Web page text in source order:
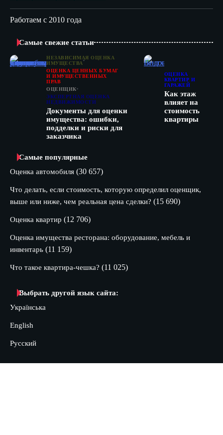
Работаем с 2010 года
Самые свежие статьи
НЕЗАВИСИМАЯ ОЦЕНКА
ИМУЩЕСТВА
ОЦЕНКА ЦЕННЫХ БУМАГ
И ИМУЩЕСТВЕННЫХ
ПРАВ
ОЦЕНЩИК
ЭКСПЕРТНАЯ ОЦЕНКА
НЕДВИЖИМОСТИ
Документы для оценки
имущества: ошибки,
подделки и риски для
заказчика
ОЦЕНКА
КВАРТИР И
ГАРАЖЕЙ
Как этаж
влияет на
стоимость
квартиры
Самые популярные
Оценка автомобиля (30 657)
Что делать, если стоимость, которую определил оценщик,
выше или ниже, чем реальная цена сделки? (15 690)
Оценка квартир (12 706)
Оценка имущества ресторана: оборудование, мебель и
инвентарь (11 159)
Что такое квартира-чешка? (11 025)
Выбрать другой язык сайта:
Українська
English
Русский